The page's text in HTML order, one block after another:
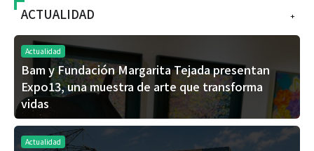
+
ACTUALIDAD
Actualidad
Bam y Fundación Margarita Tejada presentan
Expo13, una muestra de arte que transforma
vidas
Actualidad